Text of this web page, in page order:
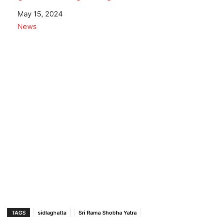
Date
May 15, 2024
In relation to
News
TAGS sidlaghatta Sri Rama Shobha Yatra